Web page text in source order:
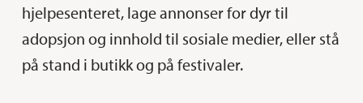
hjelpesenteret, lage annonser for dyr til
adopsjon og innhold til sosiale medier, eller stå
på stand i butikk og på festivaler.